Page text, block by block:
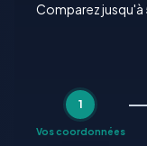
Comparez jusqu'à
1
Vos coordonnées